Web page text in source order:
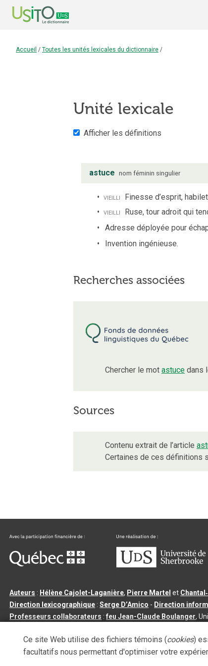
Accueil / Toutes les unités lexicales du dictionnaire /
Unité lexicale
Afficher les définitions
astuce nom féminin singulier
vieilli Finesse d’esprit,
vieilli Ruse, tour adroit qui
Adresse déployée pour
Invention ingénieuse.
Recherches associées
Chercher le mot astuce dans
Sources
Contenu extrait de l’article
Certaines de ces définitions
Auteurs : Hélène Cajolet-Laganière, Pierre Martel et
Direction lexicographique :Serge D’Amico - Direction
Professeurs collaborateurs :feu Jean-Claude Boulanger,
Tous droits réservés©Université de Sherbrooke |3.2.2-
Ce site Web utilise des fichiers témoins (cookies)
facultatifs nous permettant d'optimiser votre